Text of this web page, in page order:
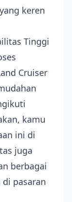
keren
Tinggi
Cruiser
kamu
ini di
juga
berbagai
di pasaran